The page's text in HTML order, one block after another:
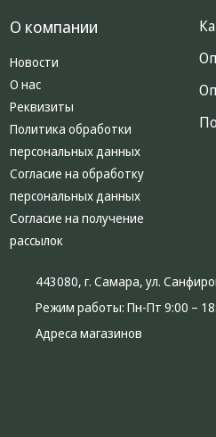
О компании
Новости
О нас
Реквизиты
Политика обработки
персональных данных
Согласие на обработку
персональных данных
Согласие на получение
рассылок
443080, г. Самара, ул.
Режим работы: Пн-Пт 9:00 –
Адреса магазинов